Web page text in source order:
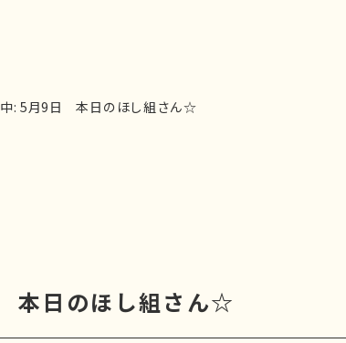
: 5月9日 本日のほし組さん☆
日のほし組さん☆